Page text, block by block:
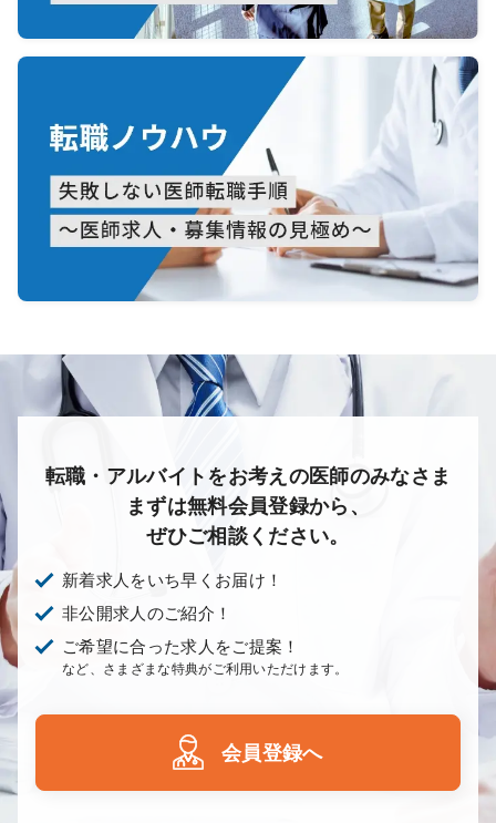
転職・アルバイトをお考えの医師のみなさま
まずは無料会員登録から、
ぜひご相談ください。
新着求人をいち早くお届け！
非公開求人のご紹介！
ご希望に合った求人をご提案！
など、さまざまな特典がご利用いただけます。
会員登録へ